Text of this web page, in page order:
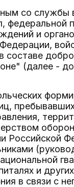
со
и
(далее -
Российской
и
в связи с